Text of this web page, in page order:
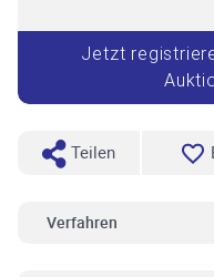
Jetzt
Teilen
Verfahren